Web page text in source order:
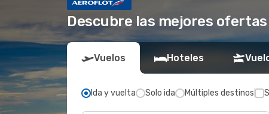
Descubre las mejores
Vuelos Hoteles
Ida y vuelta Solo ida Múltiples destinos